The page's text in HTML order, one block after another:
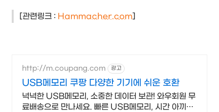
[관련링크 : Hammacher.com]
http://m.coupang.com 광고
USB메모리 쿠팡 다양한 기기에 쉬운 호환
넉넉한 USB메모리, 소중한 데이터 보관! 와우회원 무
료배송으로 만나세요. 빠른 USB메모리, 시간 아끼세